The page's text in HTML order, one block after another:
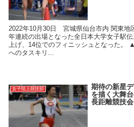
2022年10月30日 宮城県仙台市内 関東地
年連続の出場となった全日本大学女子駅
上げ、14位でのフィニッシュとなった。
へのタスキリ...
女子陸上競技部
期待の新星
を描く大舞
長距離競技会